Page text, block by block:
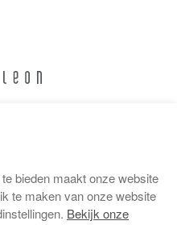
bieden maakt onze website
te maken van onze website
Bekijk onze